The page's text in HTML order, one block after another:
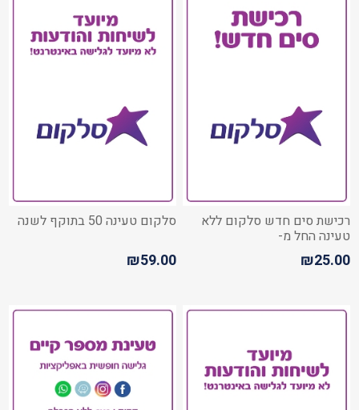
רכישת סים חדש סלקום ללא
טעינה החל מ-
₪25.00
סלקום טעינה 50 בתוקף לשנה
₪59.00